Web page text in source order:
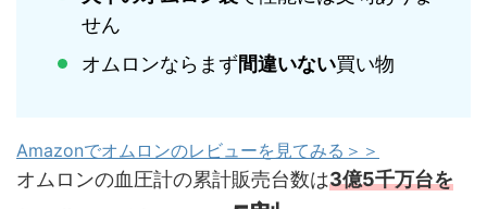
せん
オムロンならまず間違いない買い物
Amazonでオムロンのレビューを見てみる＞＞
オムロンの血圧計の累計販売台数は3億5千万台を